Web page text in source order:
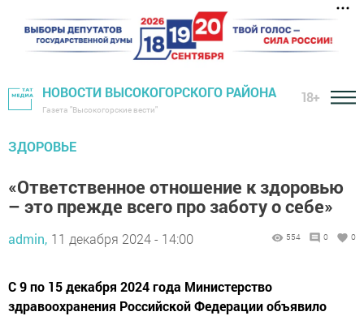
НОВОСТИ ВЫСОКОГОРСКОГО РАЙОНА
Газета "Высокогорские вести"
18+
ЗДОРОВЬЕ
«Ответственное отношение к здоровью
– это прежде всего про заботу о себе»
admin, 11 декабря 2024 - 14:00 554 0 0
С 9 по 15 декабря 2024 года Министерство
здравоохранения Российской Федерации объявило